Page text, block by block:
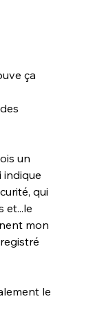
ça
un
indique
qui
et...le
mon
le